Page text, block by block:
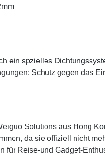
ein spzielles
Schutz gegen das
Solutions aus Hong
da sie offiziell nicht
für Reise-und Gadget-